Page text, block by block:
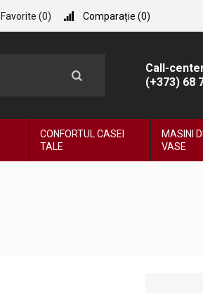
Favorite (0) Comparație (0)
Call-
(+373) 68
CONFORTUL CASEI
TALE
MASINI
VASE